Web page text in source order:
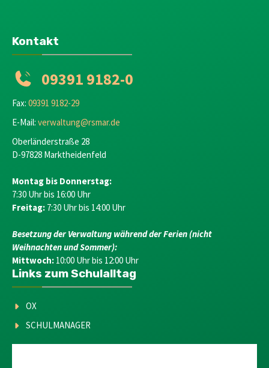
Kontakt
09391 9182-0
Fax: 09391 9182-29
E-Mail: verwaltung@rsmar.de
Oberländerstraße 28
D-97828 Marktheidenfeld
Montag bis Donnerstag:
7:30 Uhr bis 16:00 Uhr
Freitag: 7:30 Uhr bis 14:00 Uhr
Besetzung der Verwaltung während der Ferien (nicht
Weihnachten und Sommer):
Mittwoch: 10:00 Uhr bis 12:00 Uhr
Links zum Schulalltag
OX
SCHULMANAGER